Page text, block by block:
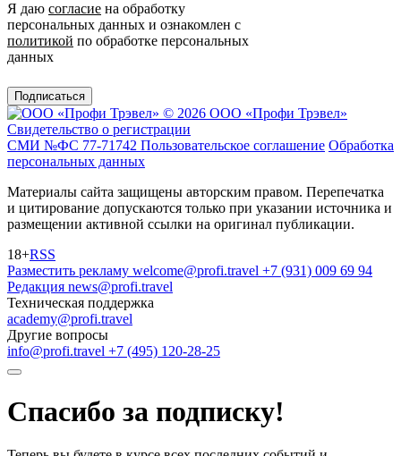
Я даю согласие на обработку
персональных данных и ознакомлен с
политикой по обработке персональных
данных
Подписаться
© 2026 ООО «Профи Трэвeл»
Свидетельство о регистрации
СМИ №ФС 77-71742 Пользовательское соглашение Обработка
персональных данных
Материалы сайта защищены авторским правом. Перепечатка
и цитирование допускаются только при указании источника и
размещении активной ссылки на оригинал публикации.
18+RSS
Разместить рекламу welcome@profi.travel +7 (931) 009 69 94
Редакция news@profi.travel
Техническая поддержка
academy@profi.travel
Другие вопросы
info@profi.travel +7 (495) 120-28-25
Спасибо за подписку!